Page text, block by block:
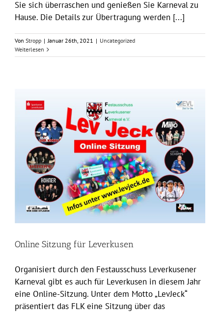
Sie sich überraschen und genießen Sie Karneval zu
Hause. Die Details zur Übertragung werden [...]
Von Stropp | Januar 26th, 2021 | Uncategorized
Weiterlesen
Online Sitzung für Leverkusen
Organisiert durch den Festausschuss Leverkusener
Karneval gibt es auch für Leverkusen in diesem Jahr
eine Online-Sitzung. Unter dem Motto „LevJeck“
präsentiert das FLK eine Sitzung über das